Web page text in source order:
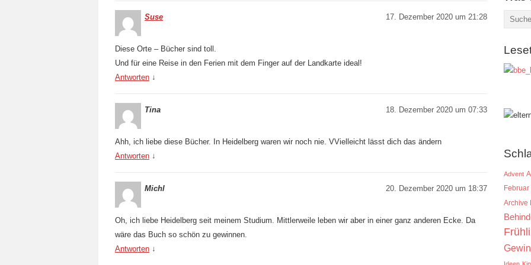
Suse 17. Dezember 2020 um 21:28
Diese Orte – Bücher sind toll.
Und für eine Reise in den Ferien mit dem Finger auf der Landkarte ideal!
Antworten ↓
Tina 18. Dezember 2020 um 07:33
Ahh, ich liebe diese Bücher. In Heidelberg waren wir noch nie. VVielleicht lässt dich das ändern
Antworten ↓
Michl 20. Dezember 2020 um 18:37
Oh, ich liebe Heidelberg seit meinem Studium. Mittlerweile leben wir aber in einer ganz anderen Ecke. Da
wäre das Buch so schön zu gewinnen.
Antworten ↓
Advent
Februar
Archive